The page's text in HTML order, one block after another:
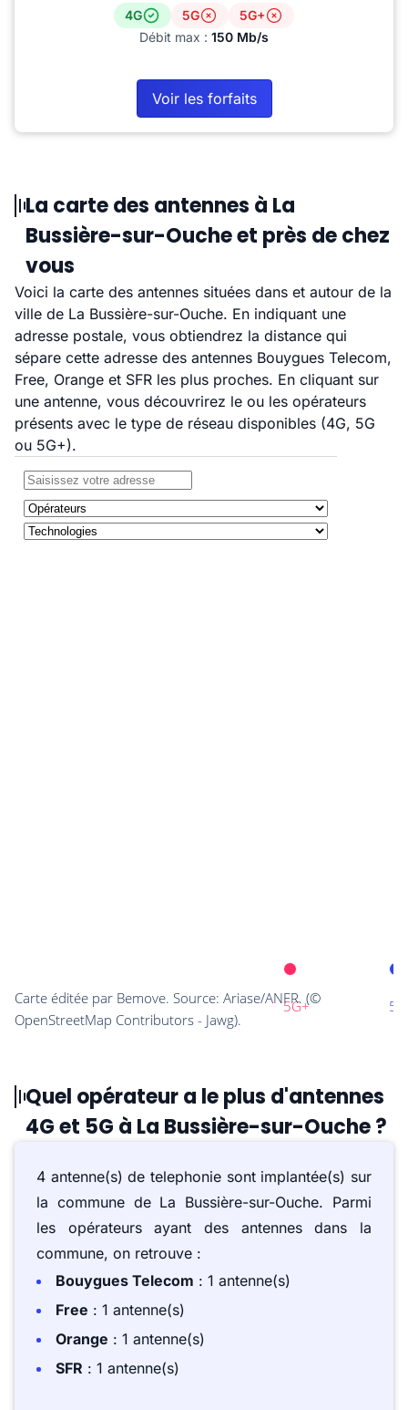
4G 5G
5G+
Débit max : 150 Mb/s
Voir les forfaits
La carte des antennes à La
Bussière-sur-Ouche et près de chez
vous
Voici la carte des antennes situées dans et autour de la
ville de La Bussière-sur-Ouche. En indiquant une
adresse postale, vous obtiendrez la distance qui
sépare cette adresse des antennes Bouygues Telecom,
Free, Orange et SFR les plus proches. En cliquant sur
une antenne, vous découvrirez le ou les opérateurs
présents avec le type de réseau disponibles (4G, 5G
ou 5G+).
Quel opérateur a le plus d'antennes
4G et 5G à La Bussière-sur-Ouche ?
4 antenne(s) de telephonie sont implantée(s) sur
la commune de La Bussière-sur-Ouche. Parmi
les opérateurs ayant des antennes dans la
commune, on retrouve :
Bouygues Telecom : 1 antenne(s)
Free : 1 antenne(s)
Orange : 1 antenne(s)
SFR : 1 antenne(s)